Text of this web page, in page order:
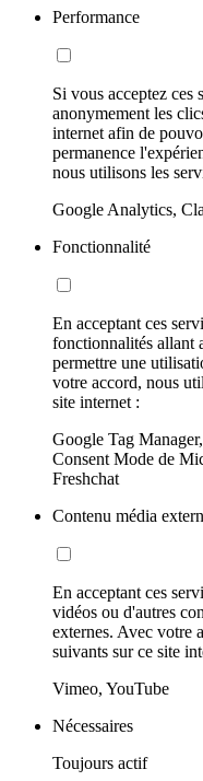
Performance
Si vous acceptez ces
anonymement les
internet afin de
permanence
nous utilisons les
Google Analytics,
Fonctionnalité
En acceptant ces
fonctionnalités allant
permettre une
votre accord, nous
site internet :
Google Tag
Consent Mode de
Freshchat
Contenu média
En acceptant ces
vidéos ou d'autres
externes. Avec votre
suivants sur ce site
Vimeo, YouTube
Nécessaires
Toujours actif